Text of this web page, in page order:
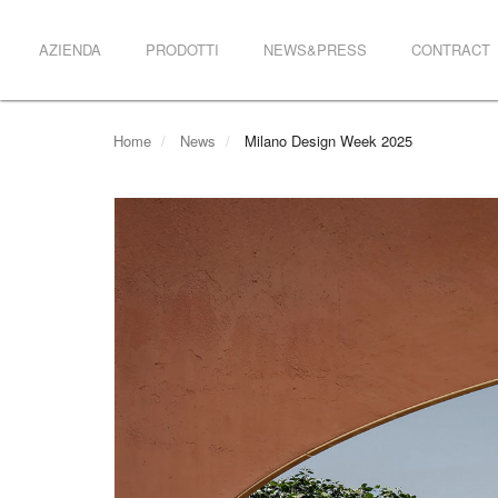
AZIENDA PRODOTTI NEWS&PRESS CONTRACT
Home News Milano Design Week 2025